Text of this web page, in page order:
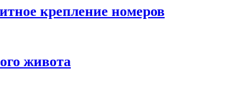
крепление номеров
живота